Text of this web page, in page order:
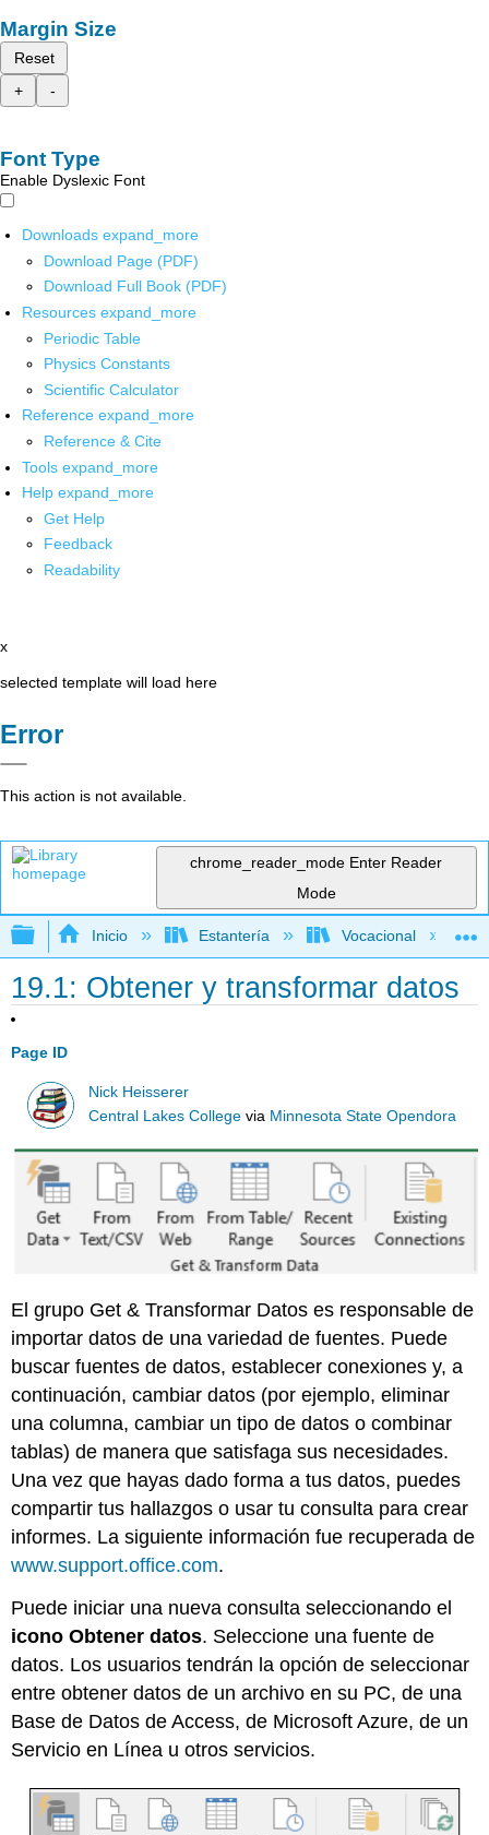
Margin Size
Reset
+
-
Font Type
Enable Dyslexic Font
Downloads expand_more
Download Page (PDF)
Download Full Book (PDF)
Resources expand_more
Periodic Table
Physics Constants
Scientific Calculator
Reference expand_more
Reference & Cite
Tools expand_more
Help expand_more
Get Help
Feedback
Readability
x
selected template will load here
Error
This action is not available.
chrome_reader_mode Enter Reader
Mode
Expandir/contraer jerarquía global
Inicio Estantería Vocacional
19.1: Obtener y transformar datos
Page ID
Nick Heisserer
Central Lakes College via Minnesota State Opendora
El grupo Get & Transformar Datos es responsable de
importar datos de una variedad de fuentes. Puede
buscar fuentes de datos, establecer conexiones y, a
continuación, cambiar datos (por ejemplo, eliminar
una columna, cambiar un tipo de datos o combinar
tablas) de manera que satisfaga sus necesidades.
Una vez que hayas dado forma a tus datos, puedes
compartir tus hallazgos o usar tu consulta para crear
informes. La siguiente información fue recuperada de
www.support.office.com.
Puede iniciar una nueva consulta seleccionando el
icono Obtener datos. Seleccione una fuente de
datos. Los usuarios tendrán la opción de seleccionar
entre obtener datos de un archivo en su PC, de una
Base de Datos de Access, de Microsoft Azure, de un
Servicio en Línea u otros servicios.